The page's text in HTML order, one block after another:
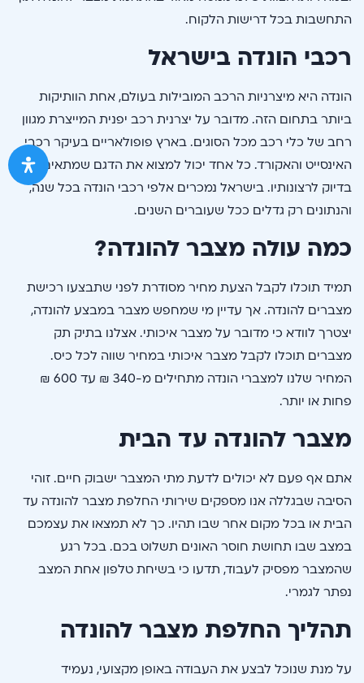
התחשבות בכל דרישות הלקוח.
רכבי הונדה בישראל
הונדה היא מיצרניות הרכב המובילות בעולם, אחת הוותיקות
ביותר בתחום הזה. מדובר על יצרנית רכב יפנית המייצרת מגוון
רחב של כלי רכב מכל הסוגים. בארץ פופולאריים בעיקר רכבי
האינסייט והאקורד. כל אחד יכול למצוא את הדגם שמתאים
בדיוק לרצונותיו. בישראל נמכרים אלפי רכבי הונדה בכל שנה,
והנתונים רק גדלים ככל שעוברים השנים.
כמה עולה מצבר להונדה?
תמיד תוכלו לקבל הצעת מחיר מסודרת לפני שתבצעו רכישת
מצברים להונדה. אך עדיין מי שמחפש מצבר במבצע להונדה,
יצטרך לוודא כי מדובר על מצבר איכותי. אצלנו בתיק תק
מצברים תוכלו לקבל מצבר איכותי במחיר שווה לכל כיס.
המחיר שלנו למצברי הונדה מתחילים מ-340 ₪ עד 600 ₪
פחות או יותר.
מצבר להונדה עד הבית
אתם אף פעם לא יכולים לדעת מתי המצבר ישבוק חיים. זוהי
הסיבה שבגללה אנו מספקים שירותי החלפת מצבר להונדה עד
הבית או בכל מקום אחר שבו תהיו. כך לא תמצאו את עצמכם
במצב שבו תחושת חוסר האונים תשלוט בכם. בכל רגע
שהמצבר מפסיק לעבוד, תדעו כי בשיחת טלפון אחת המצב
נפתר לגמרי.
תהליך החלפת מצבר להונדה
על מנת שנוכל לבצע את העבודה באופן מקצועי, נעמיד